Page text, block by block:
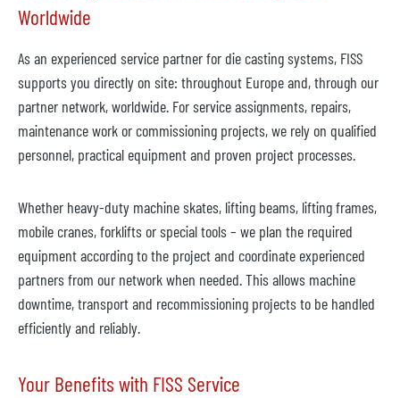
Worldwide
As an experienced service partner for die casting systems, FISS
supports you directly on site: throughout Europe and, through our
partner network, worldwide. For service assignments, repairs,
maintenance work or commissioning projects, we rely on qualified
personnel, practical equipment and proven project processes.
Whether heavy-duty machine skates, lifting beams, lifting frames,
mobile cranes, forklifts or special tools – we plan the required
equipment according to the project and coordinate experienced
partners from our network when needed. This allows machine
downtime, transport and recommissioning projects to be handled
efficiently and reliably.
Your Benefits with FISS Service